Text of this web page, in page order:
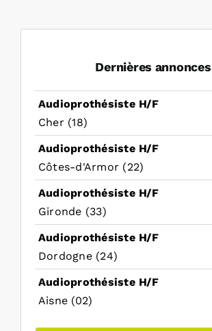
Dernières annonces
Audioprothésiste H/F
Cher (18)
Audioprothésiste H/F
Côtes-d'Armor (22)
Audioprothésiste H/F
Gironde (33)
Audioprothésiste H/F
Dordogne (24)
Audioprothésiste H/F
Aisne (02)